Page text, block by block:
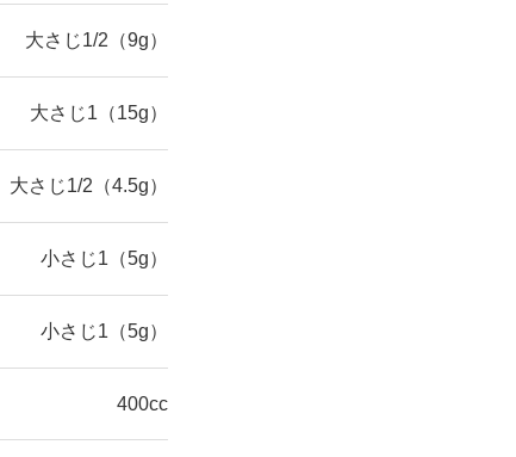
大さじ1/2（9g）
大さじ1（15g）
大さじ1/2（4.5g）
小さじ1（5g）
小さじ1（5g）
400cc